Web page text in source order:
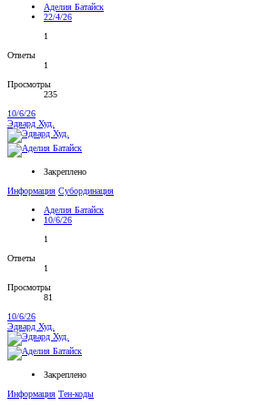
Аделия Батайск
22/4/26
1
Ответы
1
Просмотры
235
10/6/26
Эдвард Худ.
Закреплено
Информация Субординация
Аделия Батайск
10/6/26
1
Ответы
1
Просмотры
81
10/6/26
Эдвард Худ.
Закреплено
Информация Тен-коды